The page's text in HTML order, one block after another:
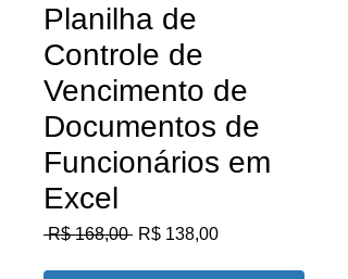
Planilha de
Controle de
Vencimento de
Documentos de
Funcionários em
Excel
R$ 168,00 Preço
R$ 138,00Preço